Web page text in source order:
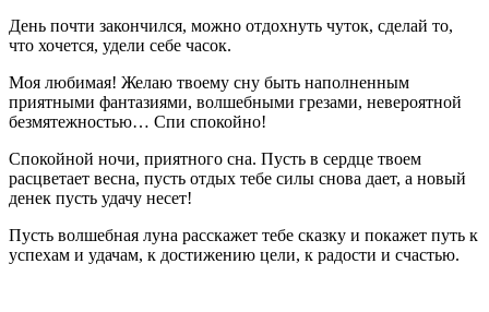
День почти закончился, можно отдохнуть чуток, сделай то,
что хочется, удели себе часок.
Моя любимая! Желаю твоему сну быть наполненным
приятными фантазиями, волшебными грезами, невероятной
безмятежностью… Спи спокойно!
Спокойной ночи, приятного сна. Пусть в сердце твоем
расцветает весна, пусть отдых тебе силы снова дает, а новый
денек пусть удачу несет!
Пусть волшебная луна расскажет тебе сказку и покажет путь к
успехам и удачам, к достижению цели, к радости и счастью.